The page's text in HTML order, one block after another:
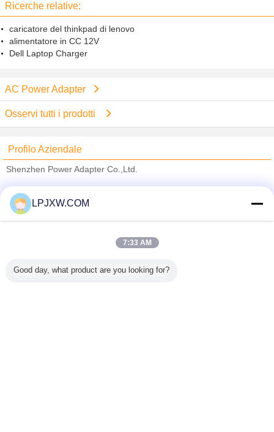
Ricerche relative:
caricatore del thinkpad di lenovo
alimentatore in CC 12V
Dell Laptop Charger
AC Power Adapter
Osservi tutti i prodotti
Profilo Aziendale
Shenzhen Power Adapter Co.,Ltd.
Trust Seal
Verified Suplier
Tutti i prodotti
LPJXW.COM
7:33 AM
Good day, what product are you looking for?